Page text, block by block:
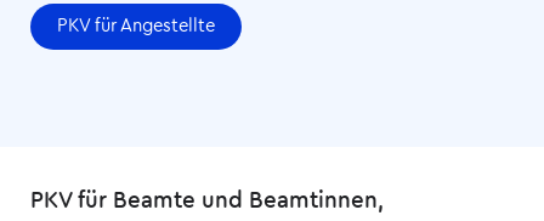
PKV für Angestellte
PKV für Beamte und Beamtinnen,